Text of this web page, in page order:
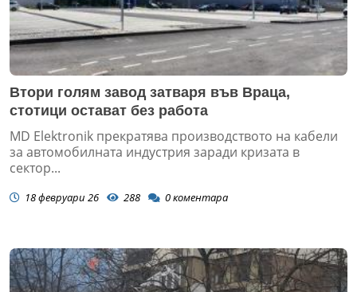
Втори голям завод затваря във Враца,
стотици остават без работа
MD Elektronik прекратява производството на кабели
за автомобилната индустрия заради кризата в
сектор...
18 февруари 26 288 0коментара